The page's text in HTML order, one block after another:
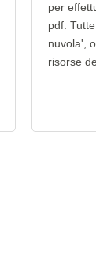
per
pdf.
nuvola',
risorse